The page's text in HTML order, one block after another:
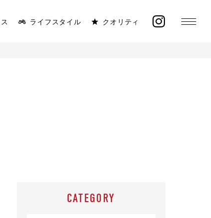
ライフスタイル クオリティ
モデルハウス
CATEGORY